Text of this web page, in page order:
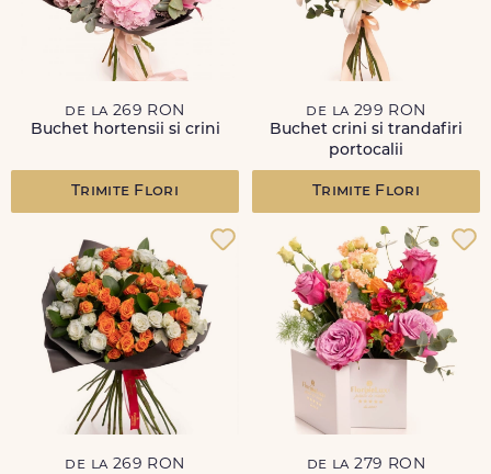
de la 269 RON
Buchet hortensii si crini
Trimite Flori
de la 299 RON
Buchet crini si trandafiri
portocalii
Trimite Flori
de la 269 RON
de la 279 RON